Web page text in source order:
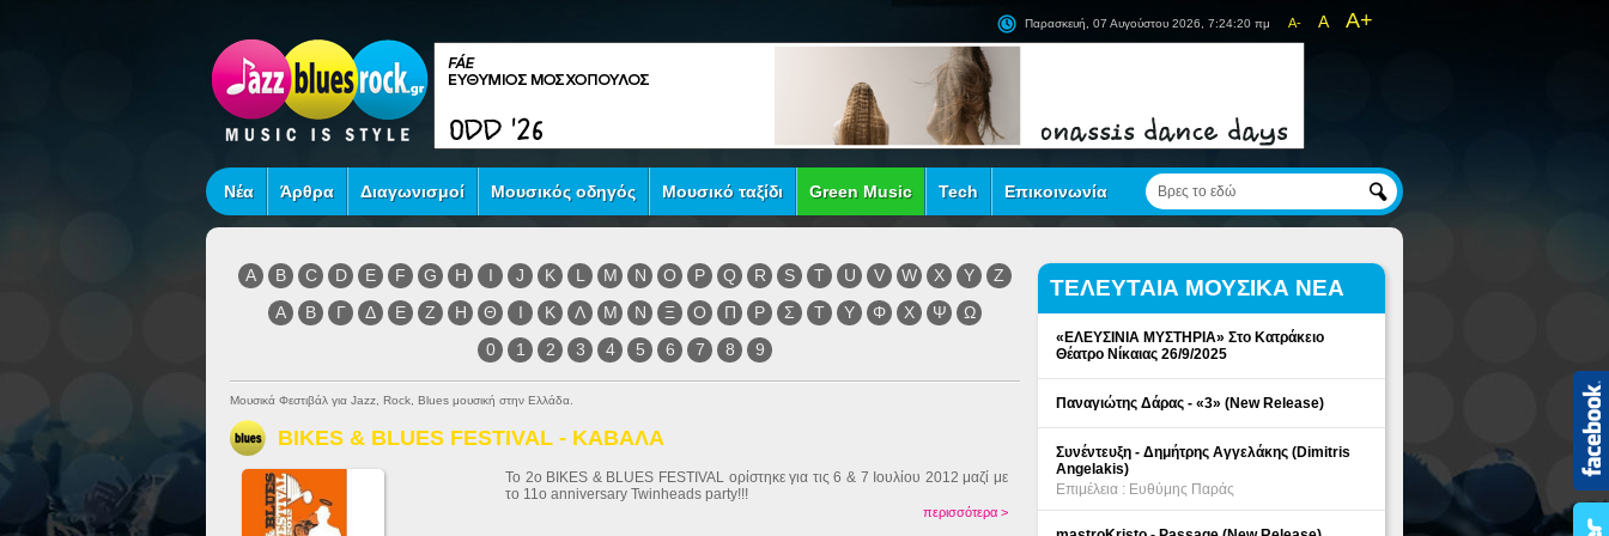
A- A A+
Παρασκευή, 07 Αυγούστου 2026, 7:24:20 πμ
Νέα Άρθρα Διαγωνισμοί Μουσικός οδηγός Μουσικό ταξίδι Green Music Tech Επικοινωνία
A B C D E F G H I J K L M N O P Q R S T U V W X Y
Z
Α
Β Γ Δ Ε Ζ Η Θ Ι Κ Λ Μ Ν Ξ Ο Π Ρ Σ Τ Υ Φ Χ Ψ
Ω
0
1 2 3 4 5 6 7 8 9
Μουσικά Φεστιβάλ για Jazz, Rock, Blues μουσική στην Ελλάδα.
BIKES & BLUES FESTIVAL - ΚΑΒΑΛΑ
To 2o BIKES & BLUES FESTIVAL ορίστηκε για τις 6 & 7 Ιουλίου 2012 μαζί με
το 11o anniversary Twinheads party!!!
περισσότερα >
ΤΕΛΕΥΤΑΙΑ ΜΟΥΣΙΚΑ ΝΕΑ
«ΕΛΕΥΣΙΝΙΑ ΜΥΣΤΗΡΙΑ» Στο Κατράκειο
Θέατρο Νίκαιας 26/9/2025
Παναγιώτης Δάρας - «3» (New Release)
Συνέντευξη - Δημήτρης Αγγελάκης (Dimitris
Angelakis)
Επιμέλεια : Ευθύμης Παράς